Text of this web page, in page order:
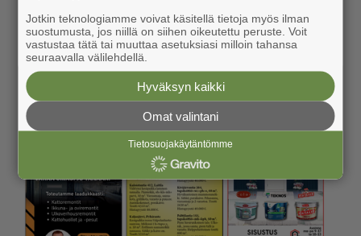
Jotkin teknologiamme voivat käsitellä tietoja myös ilman
suostumusta, jos niillä on siihen oikeutettu peruste. Voit
vastustaa tätä tai muuttaa asetuksiasi milloin tahansa
seuraavalla välilehdellä.
Hyväksyn kaikki
Omat valintani
Tietosuojakäytäntömme